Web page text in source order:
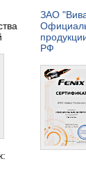
ЗАО
РФ